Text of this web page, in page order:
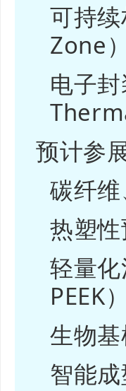
可持
Zone）
电子
预计参
碳纤
热塑
轻量
PEEK）
生物
智能